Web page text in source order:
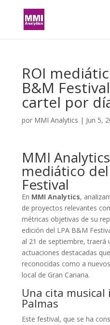
ROI
B&M
cartel por
por MMI Analytics | Jun 5,
MMI
mediático
Festival
En MMI Analytics,
de proyectos relevantes
métricas objetivas de su
edición del LPA B&M
al 21 de septiembre, traerá
actuaciones destacadas
reconocidas como a
local de Gran Canaria.
Una cita musical
Palmas
Este festival, que se ha